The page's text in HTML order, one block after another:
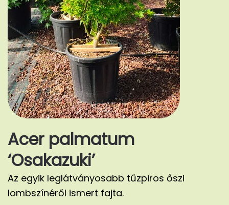
Acer palmatum
‘Osakazuki’
Az egyik leglátványosabb tűzpiros őszi
lombszínéről ismert fajta.